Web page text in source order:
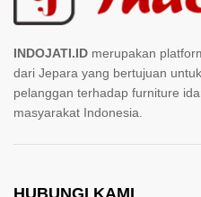
INDOJATI.ID merupakan
dari Jepara yang bertujuan
pelanggan terhadap furniture
masyarakat Indonesia.